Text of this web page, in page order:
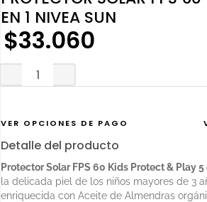
EN 1 NIVEA SUN
$33.060
VER OPCIONES DE PAGO
Detalle del producto
Protector Solar FPS 60 Kids Protect & Play 5
la delicada piel de los niños mayores de 3
enriquecida con Aceite de Almendras